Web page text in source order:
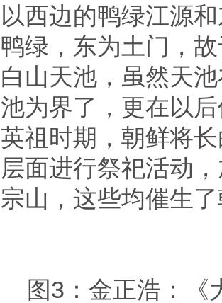
以西边的鸭绿江源
鸭绿，东为土门，
白山天池，虽然天
池为界了，更在以
英祖时期，朝鲜将
层面进行祭祀活动
宗山，这些均催生
图3：金正浩：《